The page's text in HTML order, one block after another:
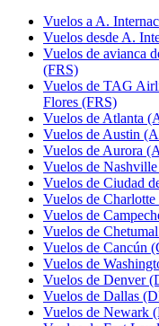
Vuelos a A.
Vuelos desde A.
Vuelos de avianca
(FRS)
Vuelos de TAG
Flores (FRS)
Vuelos de Atlanta
Vuelos de Austin
Vuelos de Aurora
Vuelos de
Vuelos de Ciudad
Vuelos de
Vuelos de
Vuelos de
Vuelos de Cancún
Vuelos de
Vuelos de Denver
Vuelos de Dallas
Vuelos de Newark